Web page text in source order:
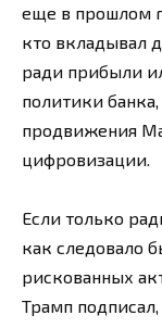
еще в прошлом
кто вкладывал
ради прибыли
политики
продвижения
цифровизации.
Если только
как следовало
рискованных
Трамп подписал,